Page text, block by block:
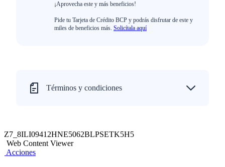
¡Aprovecha este y más beneficios!
Pide tu Tarjeta de Crédito BCP y podrás disfrutar de este y
miles de beneficios más. Solicítala aquí
Términos y condiciones
Z7_8ILI09412HNE5062BLPSETK5H5
Web Content Viewer
Acciones